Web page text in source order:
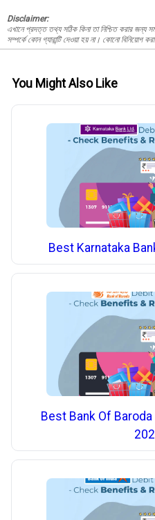
Disclaimer:
এখানে প্রদত্ত তথ্য সঠিক কিনা তা নিশ্চিত করার জন্য
সম্পর্কে কোন গ্যারান্টি দেওয়া হয় না। কোনো বিনিয়োগ
You Might Also Like
Best Karnataka
Best Bank Of